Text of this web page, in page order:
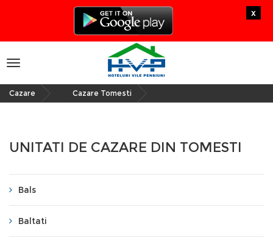
x
Toggle
navigation
Cazare Cazare Tomesti
UNITATI DE CAZARE DIN TOMESTI
Bals
Baltati